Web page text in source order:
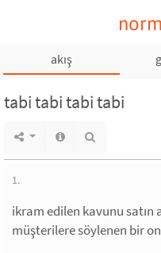
akış
tabi tabi tabi tabi
1.
ikram edilen kavunu satın
müşterilere söylenen bir